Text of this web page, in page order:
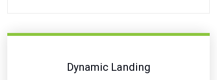
Dynamic Landing